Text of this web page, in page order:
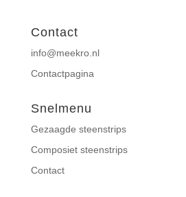
Contact
info@meekro.nl
Contactpagina
Snelmenu
Gezaagde steenstrips
Composiet steenstrips
Contact